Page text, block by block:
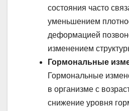
состояния часто
уменьшением
деформацией
изменением
Гормональные
Гормональные
в организме с
снижение уровня